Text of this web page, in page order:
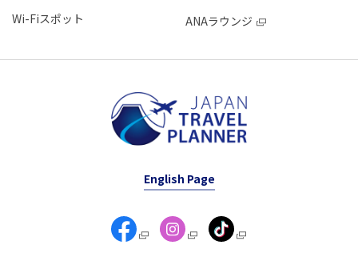
Wi-Fiスポット
ANAラウンジ
English Page